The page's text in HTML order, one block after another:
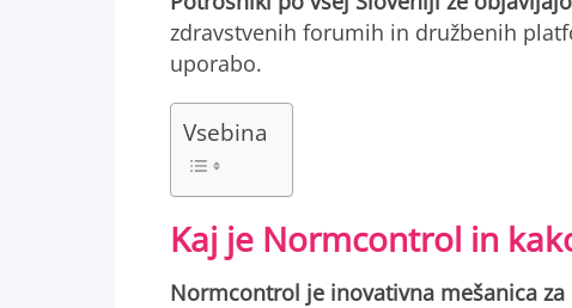
zdravstvenih forumih in družbenih
uporabo.
Vsebina
Kaj je Normcontrol in
Normcontrol je inovativna mešanica za